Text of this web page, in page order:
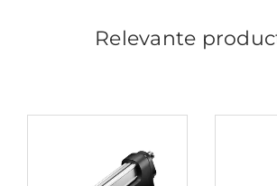
Relevante